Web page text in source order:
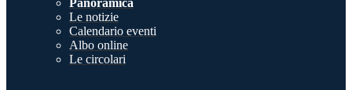
Panoramica
Le notizie
Calendario eventi
Albo online
Le circolari